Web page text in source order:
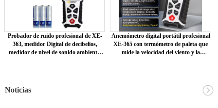
Probador de ruido profesional de XE-
363, medidor Digital de decibelios,
medidor de nivel de sonido ambiental
Anemómetro digital portátil profesional
XE-365 con termómetro de paleta que
mide la velocidad del viento y la
Noticias